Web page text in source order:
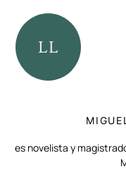
es novelista y